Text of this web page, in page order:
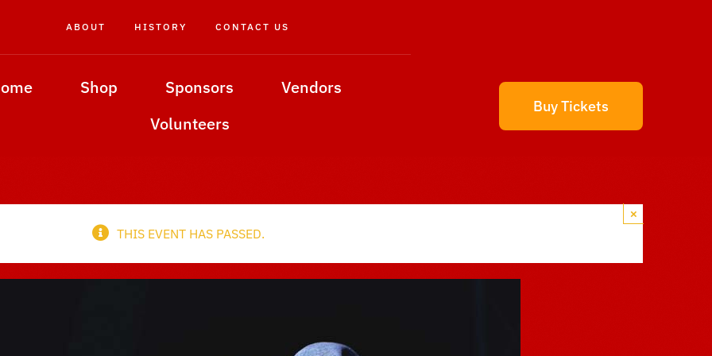
ABOUT HISTORY CONTACT US
Shop Sponsors
Vendors
Volunteers
Buy Tickets
THIS EVENT HAS PASSED.
×